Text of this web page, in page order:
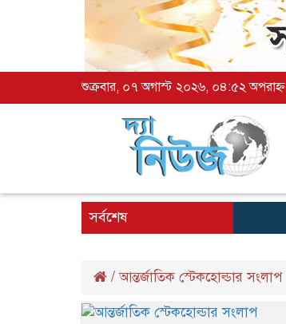
শুক্রবার, ০৭ অগাস্ট ২০২৬, ০৪:৫২ অপরাহ্ন
সর্বশেষ
/আন্তর্জাতিক স্টেকহোল্ডার সংলাপ